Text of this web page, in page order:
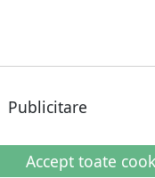
Publicitare
Accept toate
finale
Domeniul este în